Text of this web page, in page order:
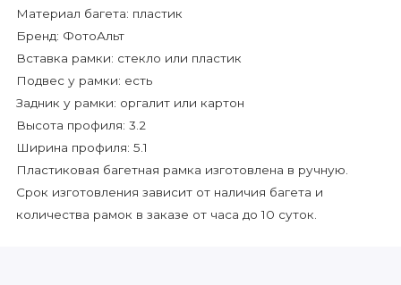
Материал багета: пластик
Бренд: ФотоАльт
Вставка рамки: стекло или пластик
Подвес у рамки: есть
Задник у рамки: оргалит или картон
Высота профиля: 3.2
Ширина профиля: 5.1
Пластиковая багетная рамка изготовлена в ручную.
Срок изготовления зависит от наличия багета и
количества рамок в заказе от часа до 10 суток.